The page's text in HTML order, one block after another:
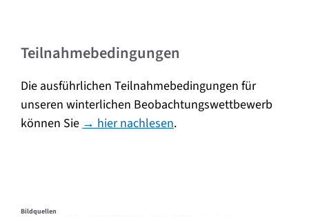
Teilnahmebedingungen
Die ausführlichen Teilnahmebedingungen für
unseren winterlichen Beobachtungswettbewerb
können Sie→ hier nachlesen.
Bildquellen